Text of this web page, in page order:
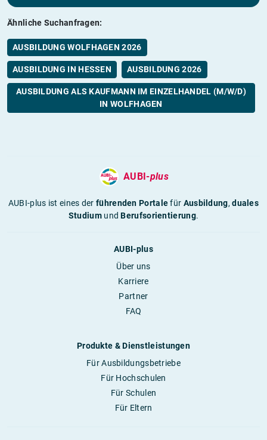
Ähnliche Suchanfragen:
AUSBILDUNG WOLFHAGEN 2026
AUSBILDUNG IN HESSEN AUSBILDUNG 2026
AUSBILDUNG ALS KAUFMANN IM EINZELHANDEL (M/W/D)
IN WOLFHAGEN
AUBI-plus
AUBI-plus ist eines derführenden Portalefür Ausbildung,duales
StudiumundBerufsorientierung.
AUBI-plus
Über uns
Karriere
Partner
FAQ
Produkte & Dienstleistungen
Für Ausbildungsbetriebe
Für Hochschulen
Für Schulen
Für Eltern